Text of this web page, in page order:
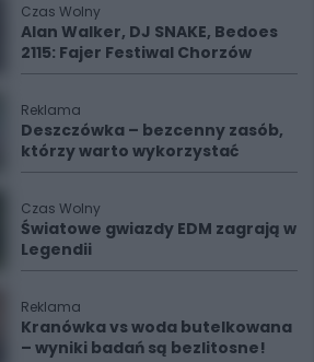
Czas Wolny
Alan Walker, DJ SNAKE, Bedoes
2115: Fajer Festiwal Chorzów
Reklama
Deszczówka – bezcenny zasób,
którzy warto wykorzystać
Czas Wolny
Światowe gwiazdy EDM zagrają w
Legendii
Reklama
Kranówka vs woda butelkowana
– wyniki badań są bezlitosne!